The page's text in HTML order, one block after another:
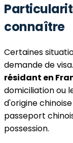
connaître
Certaines
demande de
résidant en
domiciliation ou
d'origine
passeport
possession.